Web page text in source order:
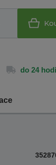
do 24